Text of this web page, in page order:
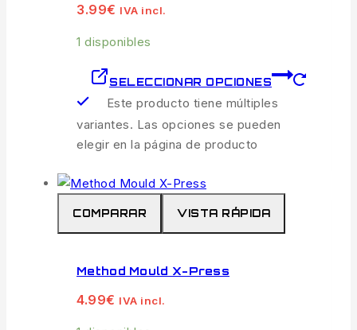
3.99€ IVA incl.
1 disponibles
SELECCIONAR OPCIONES
Este producto tiene múltiples
variantes. Las opciones se pueden
elegir en la página de producto
COMPARAR VISTA RÁPIDA
Method Mould X-Press
4.99€ IVA incl.